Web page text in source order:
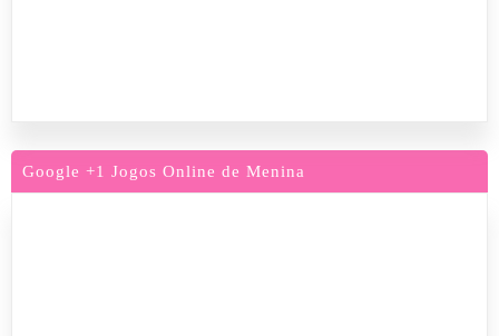
Google +1 Jogos Online de Menina